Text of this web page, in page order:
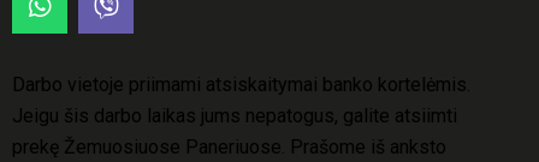
Darbo vietoje priimami atsiskaitymai banko kortelėmis.
Jeigu šis darbo laikas jums nepatogus, galite atsiimti
prekę Žemuosiuose Paneriuose. Prašome iš anksto